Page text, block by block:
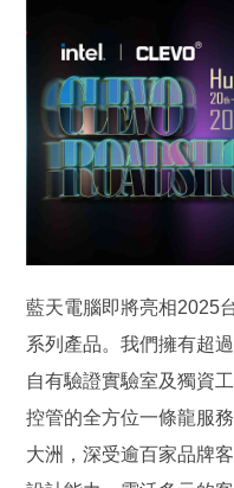
藍天電腦即將亮相2025
系列產品。我們擁有超
自有驗證實驗室及獨資
控管的全方位一條龍服
大洲，深受逾百家品牌